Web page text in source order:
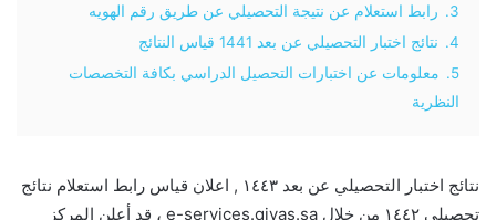
3.
رابط استعلام عن نتيجة التحصيلي عن طريق رقم الهويه
4.
نتائج اختبار التحصيلي عن بعد 1441 قياس النتائج
5.
معلومات عن اختبارات التحصيل الدراسي بكافة التخصصات
النظرية
نتائج اختبار التحصيلي عن بعد ١٤٤٣ , اعلان قياس رابط استعلام نتائج
تحصيلي ١٤٤٢ من خلال e-services.qiyas.sa ، قد أعلن المركز